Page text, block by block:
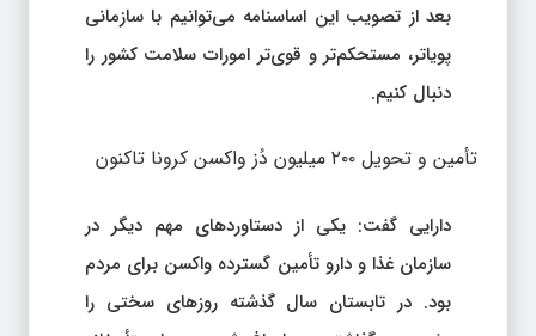
بعد از تصویب این اساسنامه می‌توانیم با سازمانی
پویاتر، مستحکم‌تر و قوی‌تر امورات سلامت کشور را
دنبال کنیم.
تأمین و تحویل ۲۰۰ میلیون دُز واکسن کرونا تاکنون
دارایی گفت: یکی از دستاوردهای مهم دیگر در
سازمان غذا و دارو تأمین گسترده واکسن برای مردم
بود. در تابستان سال گذشته روزهای سختی را